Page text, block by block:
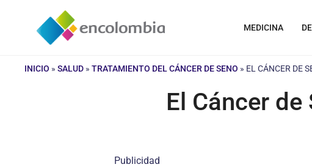
contenido
MEDICINA
INICIO » SALUD » TRATAMIENTO DEL CÁNCER DE SENO » EL CÁNCER DE
El Cáncer
Publicidad